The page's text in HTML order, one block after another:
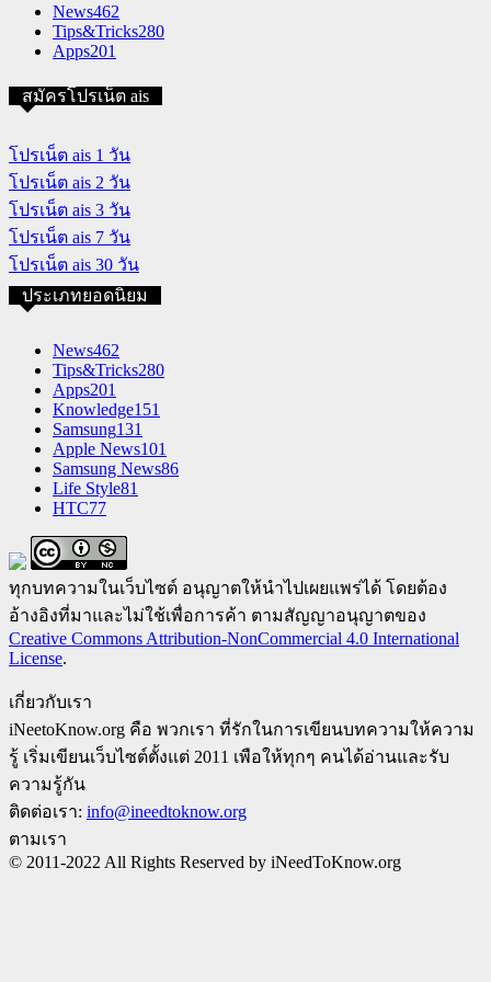
News462
Tips&Tricks280
Apps201
สมัครโปรเน็ต ais
โปรเน็ต ais 1 วัน
โปรเน็ต ais 2 วัน
โปรเน็ต ais 3 วัน
โปรเน็ต ais 7 วัน
โปรเน็ต ais 30 วัน
ประเภทยอดนิยม
News462
Tips&Tricks280
Apps201
Knowledge151
Samsung131
Apple News101
Samsung News86
Life Style81
HTC77
ทุกบทความในเว็บไซต์ อนุญาตให้นำไปเผยแพร่ได้ โดยต้อง
อ้างอิงที่มาและไม่ใช้เพื่อการค้า ตามสัญญาอนุญาตของ
Creative Commons Attribution-NonCommercial 4.0 International
License.
เกี่ยวกับเรา
iNeetoKnow.org คือ พวกเรา ที่รักในการเขียนบทความให้ความ
รู้ เริ่มเขียนเว็บไซต์ตั้งแต่ 2011 เพือให้ทุกๆ คนได้อ่านและรับ
ความรู้กัน
ติดต่อเรา: info@ineedtoknow.org
ตามเรา
© 2011-2022 All Rights Reserved by iNeedToKnow.org